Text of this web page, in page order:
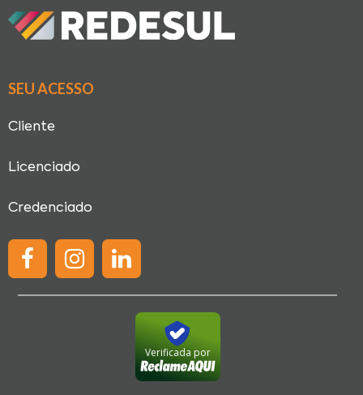
SEU ACESSO
Cliente
Licenciado
Credenciado
Verificada por